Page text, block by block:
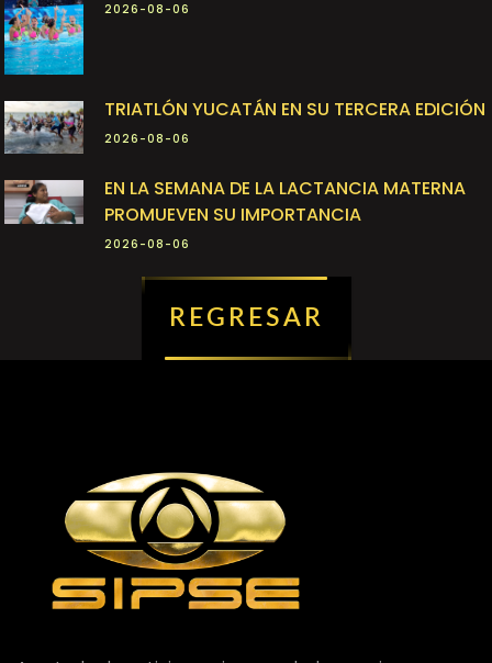
2026-08-06
TRIATLÓN YUCATÁN EN SU TERCERA EDICIÓN
2026-08-06
EN LA SEMANA DE LA LACTANCIA MATERNA
PROMUEVEN SU IMPORTANCIA
2026-08-06
REGRESAR